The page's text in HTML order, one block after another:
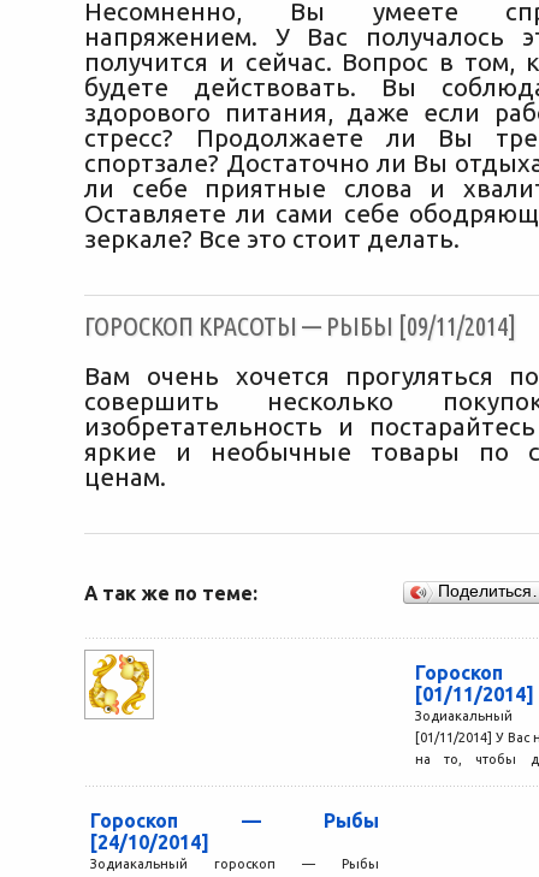
Несомненно, Вы умеете
напряжением. У Вас получалось
получится и сейчас. Вопрос в том,
будете действовать. Вы
здорового питания, даже если
стресс? Продолжаете ли Вы
спортзале? Достаточно ли Вы
ли себе приятные слова и
Оставляете ли сами себе
зеркале? Все это стоит делать.
ГОРОСКОП КРАСОТЫ — РЫБЫ [09/11/2014]
Вам очень хочется прогуляться
совершить несколько
изобретательность и
яркие и необычные товары по
ценам.
А так же по теме:
[01/11/2014]
[01/11/2014] У
на то, чтобы
Гороскоп — Рыбы
[24/10/2014]
Зодиакальный гороскоп — Рыбы